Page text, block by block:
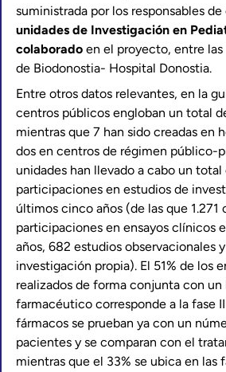
suministrada por los responsables de
unidades de Investigación en
colaborado en el proyecto, entre
de Biodonostia- Hospital Donostia.
Entre otros datos relevantes, en la
centros públicos engloban un total
mientras que 7 han sido creadas en
dos en centros de régimen público-
unidades han llevado a cabo un total
participaciones en estudios de
últimos cinco años (de las que 1.271
participaciones en ensayos clínicos
años, 682 estudios observacionales
investigación propia). El 51% de los
realizados de forma conjunta con un
farmacéutico corresponde a la fase
fármacos se prueban ya con un
pacientes y se comparan con el
mientras que el 33% se ubica en las